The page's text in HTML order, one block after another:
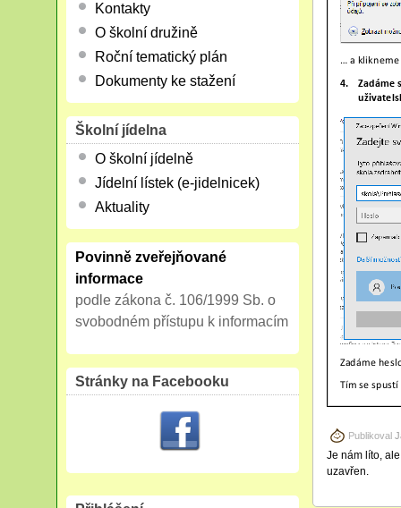
Publikoval
Je nám líto,
uzavřen.
Kontakty
O školní družině
Roční tematický plán
Dokumenty ke stažení
Školní jídelna
O školní jídelně
Jídelní lístek (e-jidelnicek)
Aktuality
Povinně zveřejňované
informace
podle zákona č. 106/1999 Sb. o
svobodném přístupu k informacím
Stránky na Facebooku